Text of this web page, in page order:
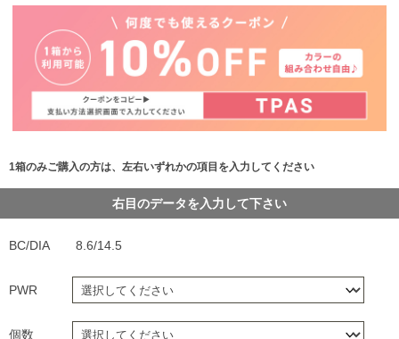
1箱のみご購入の方は、左右いずれかの項目を入力してください
右目のデータを入力して下さい
BC/DIA 8.6/14.5
PWR
個数